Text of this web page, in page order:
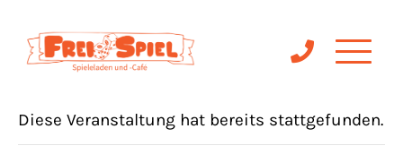
« Alle Veranstaltungen
Diese Veranstaltung hat bereits stattgefunden.